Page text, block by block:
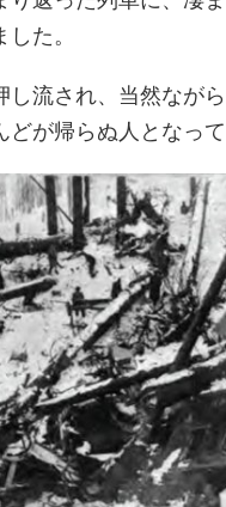
た。
し流され、当然なが
どが帰らぬ人となって